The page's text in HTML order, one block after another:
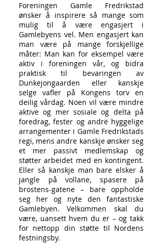
Foreningen Gamle Fredrikstad
ønsker å inspirere så mange som
mulig til å være engasjert i
Gamlebyens vel. Men engasjert kan
man være på mange forskjellige
måter: Man kan for eksempel være
aktiv i foreningen vår, og bidra
praktisk til bevaringen av
Dunkejongaarden eller kanskje
selge vafler på Kongens torv en
deilig vårdag. Noen vil være mindre
aktive og mer sosiale og delta på
foredrag, fester og andre hyggelige
arrangementer i Gamle Fredrikstads
regi, mens andre kanskje ønsker seg
et mer passivt medlemskap og
støtter arbeidet med en kontingent.
Eller så kanskje man bare elsker å
jangle på vollane, spasere på
brostens-gatene – bare oppholde
seg her og nyte den fantastiske
Gamlebyen. Velkommen skal du
være, uansett hvem du er – og takk
for nettopp din støtte til Nordens
festningsby.